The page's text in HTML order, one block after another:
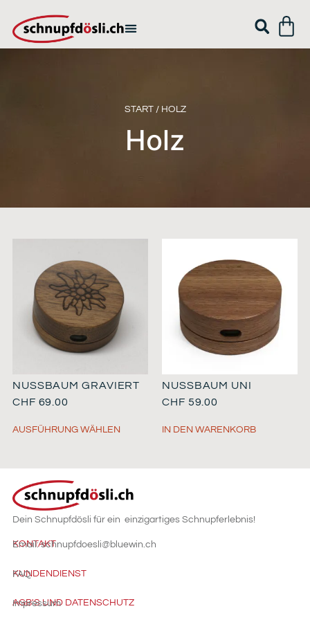
START/ HOLZ
Holz
NUSSBAUM GRAVIERT
CHF 69.00
AUSFÜHRUNG WÄHLEN
NUSSBAUM UNI
CHF 59.00
IN DEN WARENKORB
Dein Schnupfdösli für ein einzigartiges Schnupferlebnis!
KONTAKT
Email: schnupfdoesli@bluewin.ch
KUNDENDIENST
FAQ
AGB'S UND DATENSCHUTZ
Impressum